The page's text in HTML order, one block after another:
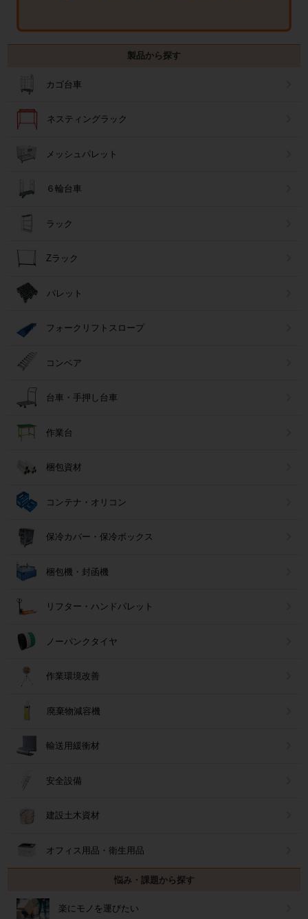
製品から探す
カゴ台車
ネスティングラック
メッシュパレット
６輪台車
ラック
Zラック
パレット
フォークリフトスロープ
コンベア
台車・手押し台車
作業台
梱包資材
コンテナ・オリコン
保冷カバー・保冷ボックス
梱包機・封函機
リフター・ハンドパレット
ノーパンクタイヤ
作業環境改善
廃棄物減容機
輸送用緩衝材
安全設備
建設土木資材
オフィス用品・衛生用品
悩み・課題から探す
楽にモノを運びたい